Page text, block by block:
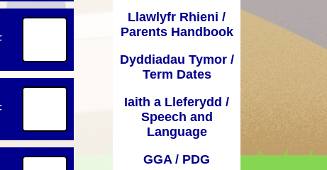
Ffurflenni Defnyddiol / Useful
forms
Presenoldeb / Attendance
Llawlyfr Rhieni /
Parents Handbook
Dyddiadau Tymor /
Term Dates
Iaith a Lleferydd /
Speech and
Language
GGA / PDG